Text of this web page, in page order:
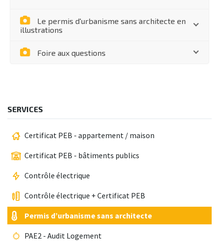
Le permis d'urbanisme sans architecte en
illustrations
Foire aux questions
SERVICES
Certificat PEB - appartement / maison
Certificat PEB - bâtiments publics
Contrôle électrique
Contrôle électrique + Certificat PEB
Permis d’urbanisme sans architecte
PAE2 - Audit Logement